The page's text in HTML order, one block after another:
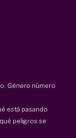
Género número
está pasando
peligros se